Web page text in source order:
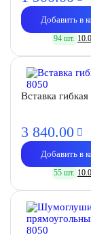
Добавить в
94 шт.
Вставка
3 840.00
Добавить в
55 шт.